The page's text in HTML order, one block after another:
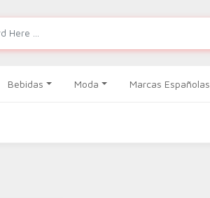
Bebidas Moda Marcas Españolas